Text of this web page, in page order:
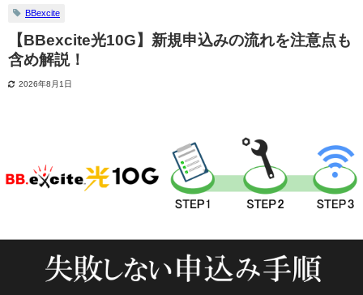
BBexcite
【BBexcite光10G】新規申込みの流れを注意点も
含め解説！
2026年8月1日